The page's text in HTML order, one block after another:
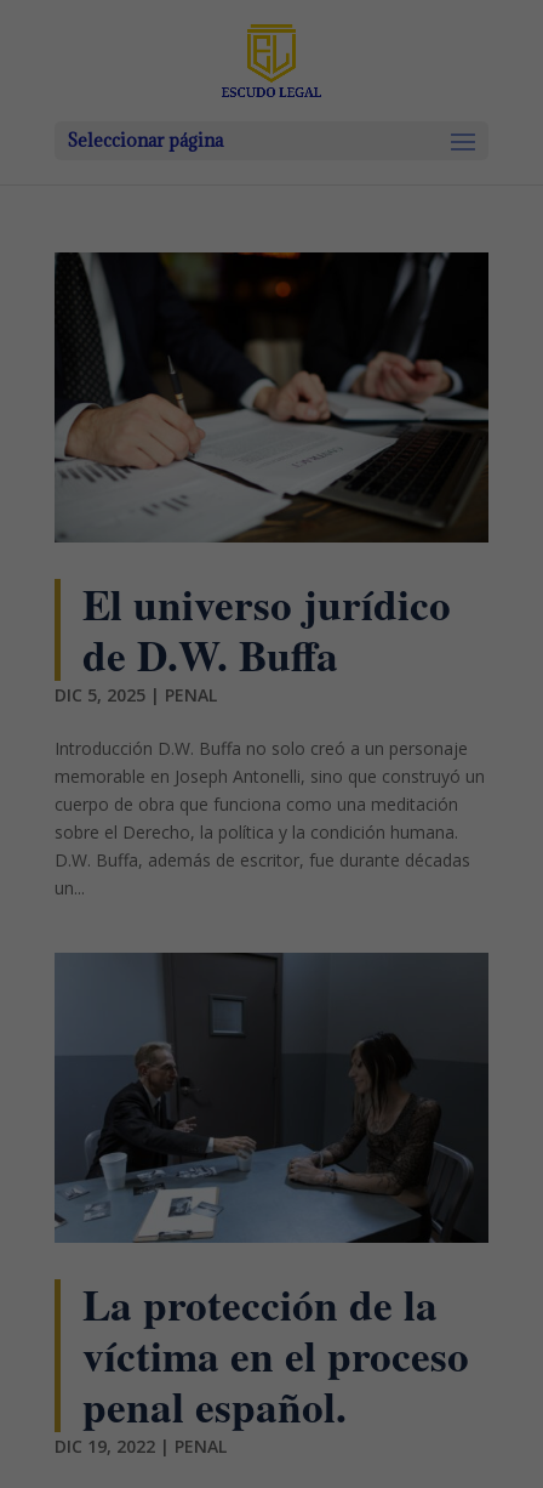
Seleccionar página
El universo jurídico
de D.W. Buffa
DIC 5, 2025| PENAL
Introducción D.W. Buffa no solo creó a un personaje
memorable en Joseph Antonelli, sino que construyó un
cuerpo de obra que funciona como una meditación
sobre el Derecho, la política y la condición humana.
D.W. Buffa, además de escritor, fue durante décadas
un...
La protección de la
víctima en el proceso
penal español.
DIC 19, 2022| PENAL